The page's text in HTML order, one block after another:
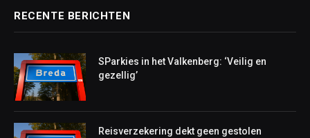
RECENTE BERICHTEN
SParkies in het Valkenberg: ‘Veilig en
gezellig’
Reisverzekering dekt geen gestolen